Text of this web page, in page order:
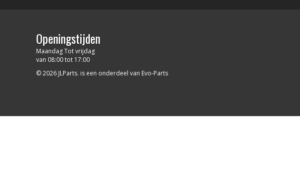
Openingstijden
Maandag Tot vrijdag
van 08:00 tot 17:00
© 2026 JLParts. is een onderdeel van Evo-Parts